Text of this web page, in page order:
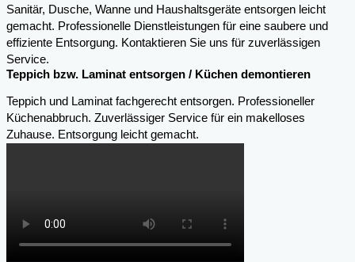
Sanitär, Dusche, Wanne und Haushaltsgeräte entsorgen leicht
gemacht. Professionelle Dienstleistungen für eine saubere und
effiziente Entsorgung. Kontaktieren Sie uns für zuverlässigen
Service.
Teppich bzw. Laminat entsorgen / Küchen demontieren
Teppich und Laminat fachgerecht entsorgen. Professioneller
Küchenabbruch. Zuverlässiger Service für ein makelloses
Zuhause. Entsorgung leicht gemacht.